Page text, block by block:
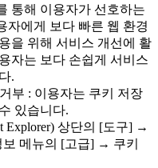
통해 이용자가 선호하는
자에게 보다 빠른 웹 환경
을 위해 서비스 개선에 활
자는 보다 손쉽게 서비스
.
부 : 이용자는 쿠키 저장
있습니다.
Explorer) 상단의 [도구] →
메뉴의 [고급] → 쿠키